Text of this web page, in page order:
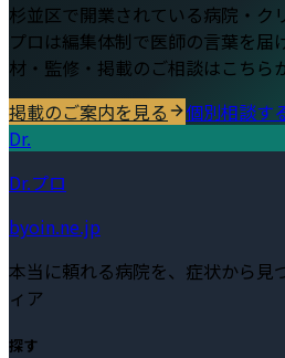
杉並区で開業されている病院・ク
プロは編集体制で医師の言葉を届
材・監修・掲載のご相談はこちら
掲載のご案内を見る
個別相談す
Dr.
Dr.プロ
byoin.ne.jp
本当に頼れる病院を、症状から見
ィア
探す